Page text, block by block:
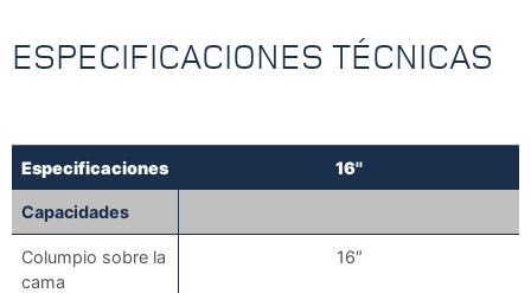
ESPECIFICACIONES TÉCNICAS
Especificaciones
16''
Especificaciones
Capacidades
Columpio sobre la
cama
16″